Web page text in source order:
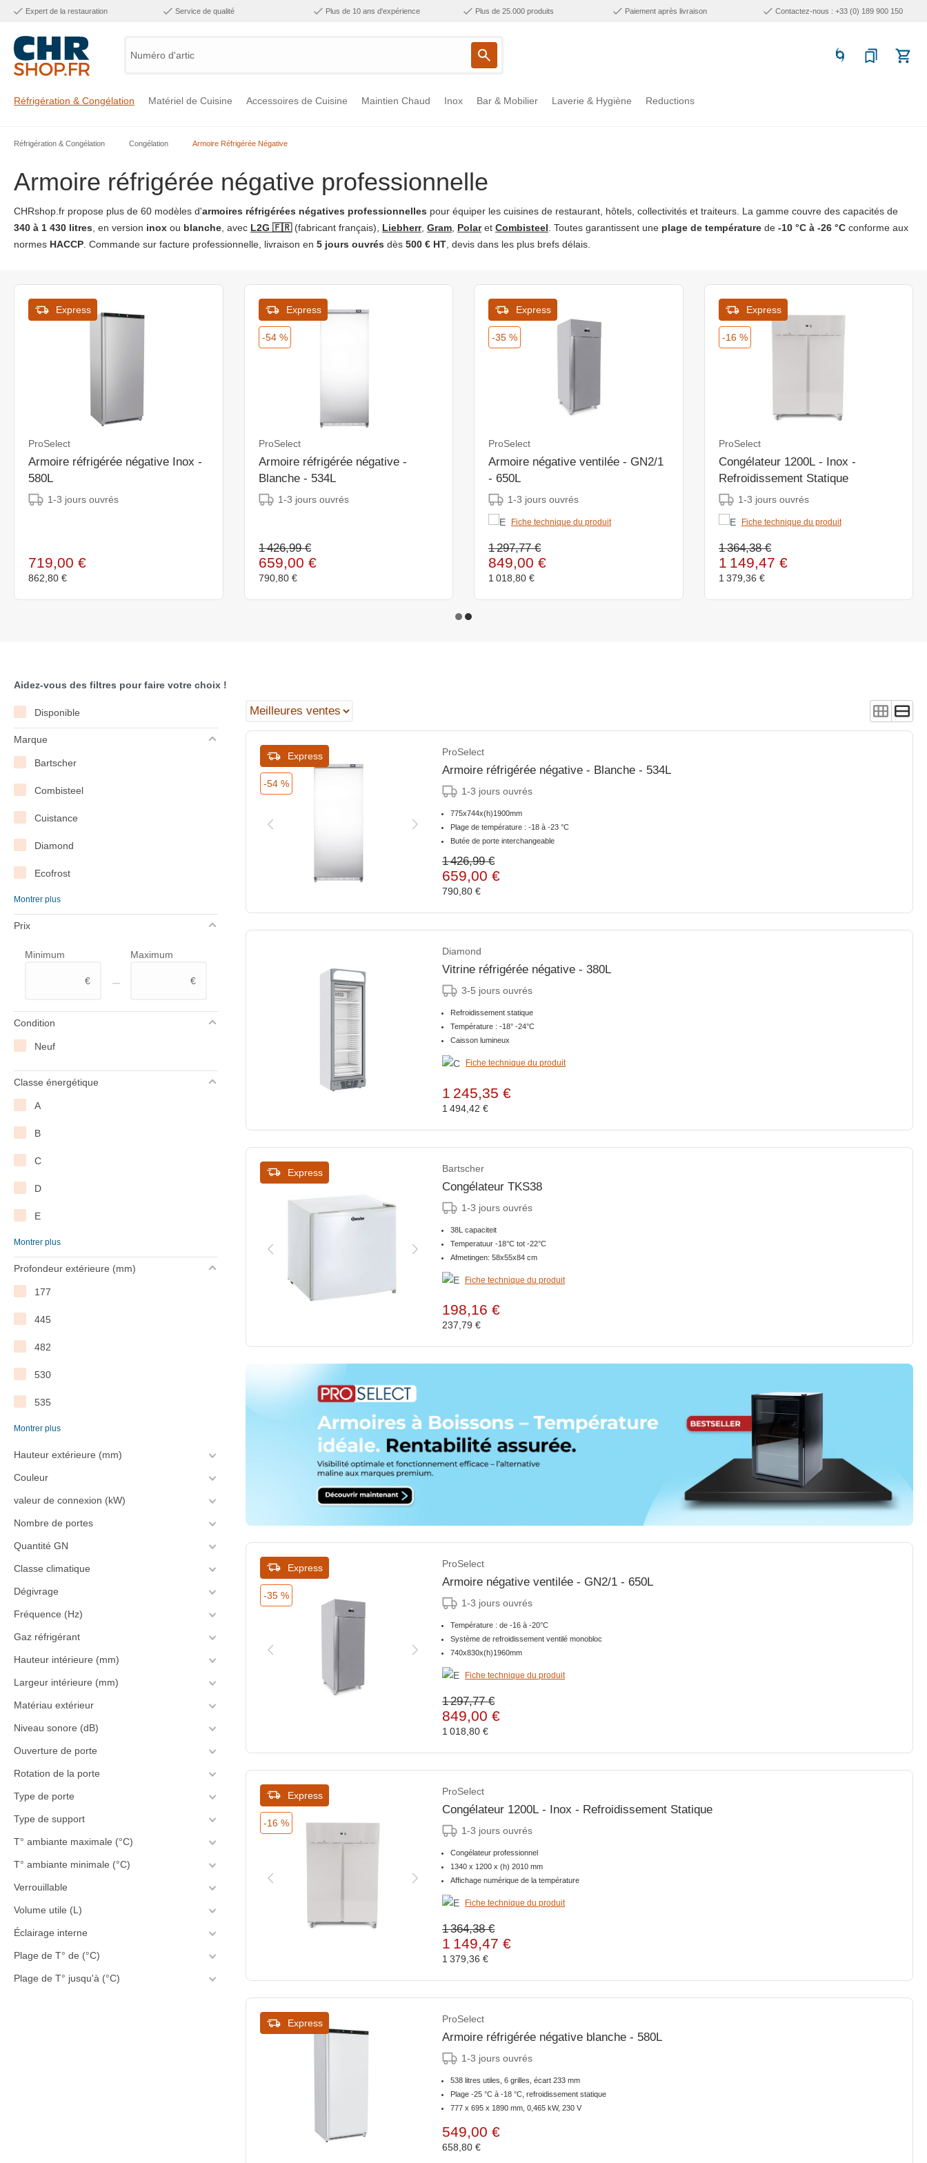
Expert de la restauration Service de qualité Plus de 10 ans d'expérience Plus de 25.000 produits Paiement après livraison Contactez-nous : +33 (0) 189 900 150
Numéro d'article,
Réfrigération & Congélation Matériel de Cuisine Accessoires de Cuisine Maintien Chaud Inox Bar & Mobilier Laverie & Hygiène Reductions
Réfrigération & Congélation Congélation Armoire Réfrigérée Négative
Armoire réfrigérée négative professionnelle
CHRshop.fr propose plus de 60 modèles d'armoires réfrigérées négatives professionnelles pour équiper les cuisines de restaurant, hôtels, collectivités et traiteurs. La gamme couvre des capacités de
340 à 1 430 litres , en version inox ou blanche , avec L2G 🇫🇷(fabricant français), Liebherr, Gram Polaret Combisteel . Toutes garantissent une plage de température de -10 °C à -26 °C conforme aux
normes HACCP . Commande sur facture professionnelle, livraison en 5 jours ouvrés dès 500 € HT , devis dans les plus brefs délais.
Express
ProSelect
Armoire réfrigérée négative Inox -
580L
1-3 jours ouvrés
719,00 €
862,80 €
-54 %
Express
ProSelect
Armoire réfrigérée négative -
Blanche - 534L
1-3 jours ouvrés
1 426,99 €
659,00 €
790,80 €
-35 %
Express
ProSelect
Armoire négative ventilée - GN2/1
- 650L
1-3 jours ouvrés
Fiche technique du produit
1 297,77 €
849,00 €
1 018,80 €
-16 %
Express
ProSelect
Congélateur 1200L - Inox -
Refroidissement Statique
1-3 jours ouvrés
Fiche technique du produit
1 364,38 €
1 149,47 €
1 379,36 €
Aidez-vous des filtres pour faire votre choix !
Disponible
Marque
Bartscher
Combisteel
Cuistance
Diamond
Ecofrost
Gastro M
Hoshizaki
Polar
Montrer plus
Prix
Minimum
€ –
Maximum
€
Condition
Neuf
Classe énergétique
A
B
C
D
E
F
G
Montrer plus
Profondeur extérieure (mm)
177
445
482
530
535
540
566
600
604
605
625
629
635
640
670
675
693
695
Montrer plus
Hauteur extérieure (mm)
Couleur
valeur de connexion (kW)
Nombre de portes
Quantité GN
Classe climatique
Dégivrage
Fréquence (Hz)
Gaz réfrigérant
Hauteur intérieure (mm)
Largeur intérieure (mm)
Matériau extérieur
Niveau sonore (dB)
Ouverture de porte
Rotation de la porte
Type de porte
Type de support
T° ambiante maximale (°C)
T° ambiante minimale (°C)
Verrouillable
Volume utile (L)
Éclairage interne
Plage de T° de (°C)
Plage de T° jusqu'à (°C)
-54 %
Express ProSelect
Armoire réfrigérée négative - Blanche - 534L
1-3 jours ouvrés
775x744x(h)1900mm
Plage de température : -18 à -23 °C
Butée de porte interchangeable
1 426,99 €
659,00 €
790,80 €
Diamond
Vitrine réfrigérée négative - 380L
3-5 jours ouvrés
Refroidissement statique
Température : -18° -24°C
Caisson lumineux
Fiche technique du produit
1 245,35 €
1 494,42 €
Express Bartscher
Congélateur TKS38
1-3 jours ouvrés
38L capaciteit
Temperatuur -18°C tot -22°C
Afmetingen: 58x55x84 cm
Fiche technique du produit
198,16 €
237,79 €
-35 %
Express ProSelect
Armoire négative ventilée - GN2/1 - 650L
1-3 jours ouvrés
Température : de -16 à -20°C
Système de refroidissement ventilé monobloc
740x830x(h)1960mm
Fiche technique du produit
1 297,77 €
849,00 €
1 018,80 €
-16 %
Express ProSelect
Congélateur 1200L - Inox - Refroidissement Statique
1-3 jours ouvrés
Congélateur professionnel
1340 x 1200 x (h) 2010 mm
Affichage numérique de la température
Fiche technique du produit
1 364,38 €
1 149,47 €
1 379,36 €
Express ProSelect
Armoire réfrigérée négative blanche - 580L
1-3 jours ouvrés
538 litres utiles, 6 grilles, écart 233 mm
Plage -25 °C à -18 °C, refroidissement statique
777 x 695 x 1890 mm, 0,465 kW, 230 V
549,00 €
658,80 €